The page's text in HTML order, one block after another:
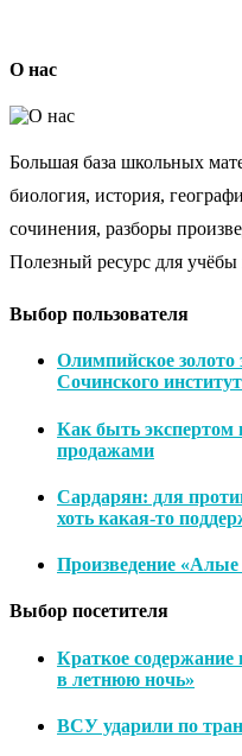
О нас
Большая база школьных
биология, история,
сочинения, разборы
Полезный ресурс для учёбы
Выбор пользователя
Олимпийское
Сочинского
Как быть экспертом
продажами
Сардарян: для
хоть какая-то
Произведение «Алые
Выбор посетителя
Краткое
в летнюю ночь»
ВСУ ударили по